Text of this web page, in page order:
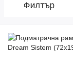
Филтър